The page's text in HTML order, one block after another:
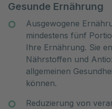
Gesunde Ernährung
Ausgewogene
mindestens fünf
Ihre Ernährung. Sie
Nährstoffen und
allgemeinen
können.
Reduzierung von